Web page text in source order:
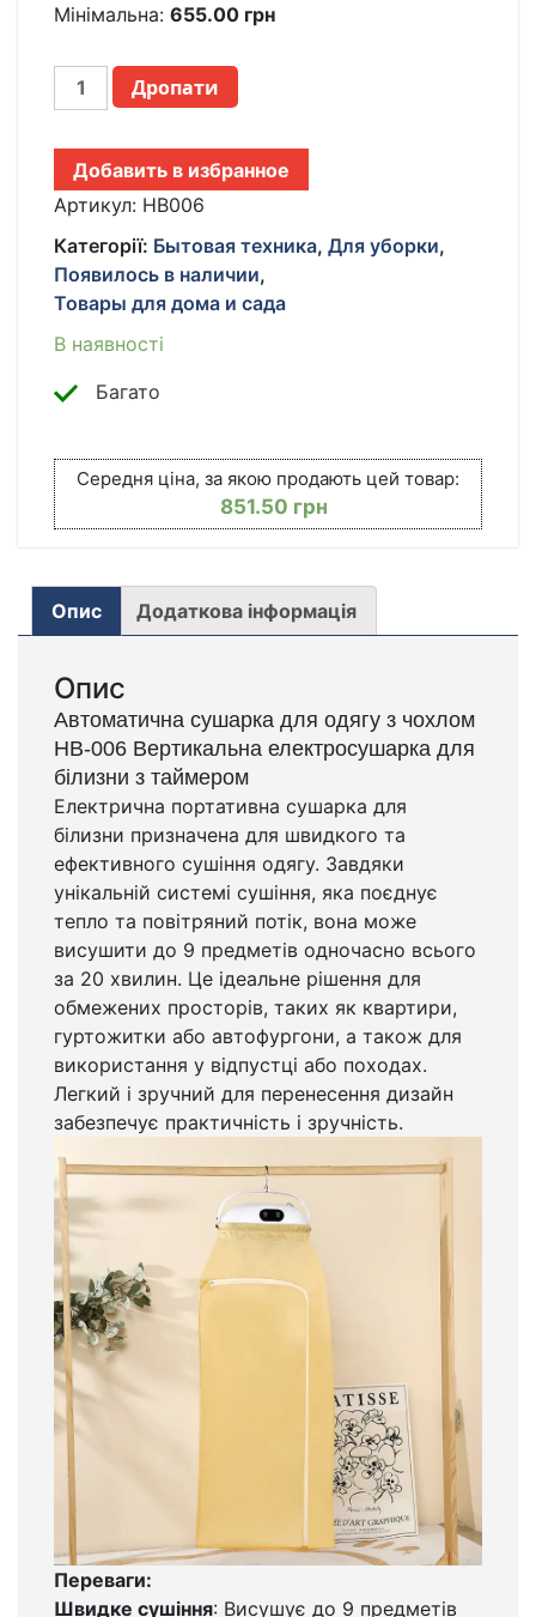
Мінімальна: 655.00 грн
АВТОМАТИЧЕСКАЯ
СУШИЛКА
ОДЕЖДЫ
ЧЕХЛОМ
006
ВЕРТИКАЛЬНАЯ
ЭЛЕКТРОСУШИЛКА
БЕЛЬЯ
ТАЙМЕРОМ
Дропати
Добавить в избранное
Артикул: HB006
Категорії: Бытовая техника, Для уборки,
Появилось в наличии,
Товары для дома и сада
В наявності
Багато
Середня ціна, за якою продають цей товар:
851.50 грн
Опис Додаткова інформація
Опис
Автоматична сушарка для одягу з чохлом
HB-006 Вертикальна електросушарка для
білизни з таймером
Електрична портативна сушарка для
білизни призначена для швидкого та
ефективного сушіння одягу. Завдяки
унікальній системі сушіння, яка поєднує
тепло та повітряний потік, вона може
висушити до 9 предметів одночасно всього
за 20 хвилин. Це ідеальне рішення для
обмежених просторів, таких як квартири,
гуртожитки або автофургони, а також для
використання у відпустці або походах.
Легкий і зручний для перенесення дизайн
забезпечує практичність і зручність.
Переваги:
Швидке сушіння: Висушує до 9 предметів